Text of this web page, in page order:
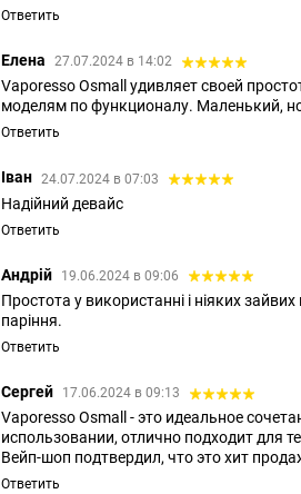
Ответить
Елена 27.07.2024 в 14:02
Vaporesso Osmall удивляет своей
моделям по функционалу. Маленький,
Ответить
Іван 24.07.2024 в 07:03
Надійний девайс
Ответить
Андрій 19.06.2024 в 09:06
Простота у використанні і ніяких
паріння.
Ответить
Сергей 17.06.2024 в 09:13
Vaporesso Osmall - это идеальное
использовании, отлично подходит для
Вейп-шоп подтвердил, что это хит
Ответить